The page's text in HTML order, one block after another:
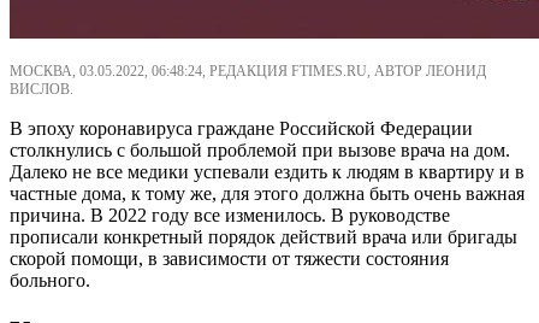
МОСКВА, 03.05.2022, 06:48:24, РЕДАКЦИЯ FTIMES.RU, АВТОР ЛЕОНИД
ВИСЛОВ.
В эпоху коронавируса граждане Российской Федерации
столкнулись с большой проблемой при вызове врача на дом.
Далеко не все медики успевали ездить к людям в квартиру и в
частные дома, к тому же, для этого должна быть очень важная
причина. В 2022 году все изменилось. В руководстве
прописали конкретный порядок действий врача или бригады
скорой помощи, в зависимости от тяжести состояния
больного.